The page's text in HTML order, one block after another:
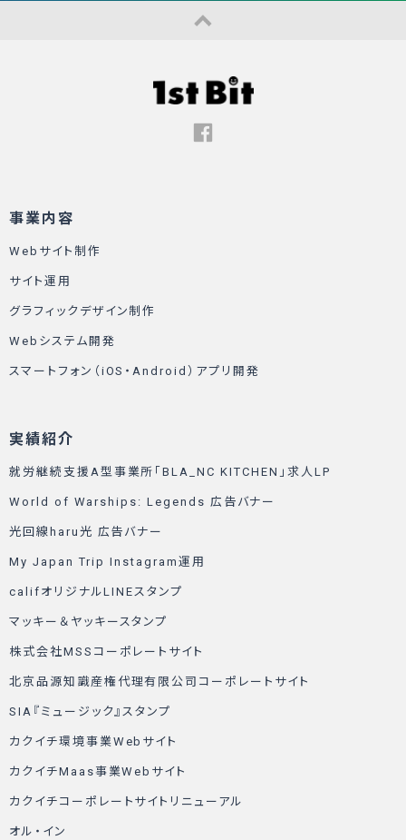
事業内容
Webサイト制作
サイト運用
グラフィックデザイン制作
Webシステム開発
スマートフォン（iOS・Android）アプリ開発
実績紹介
就労継続支援A型事業所「BLA_NC KITCHEN」求人LP
World of Warships: Legends 広告バナー
光回線haru光 広告バナー
My Japan Trip Instagram運用
califオリジナルLINEスタンプ
マッキー＆ヤッキースタンプ
株式会社MSSコーポレートサイト
北京品源知識産権代理有限公司コーポレートサイト
SIA『ミュージック』スタンプ
カクイチ環境事業Webサイト
カクイチMaas事業Webサイト
カクイチコーポレートサイトリニューアル
オル・イン